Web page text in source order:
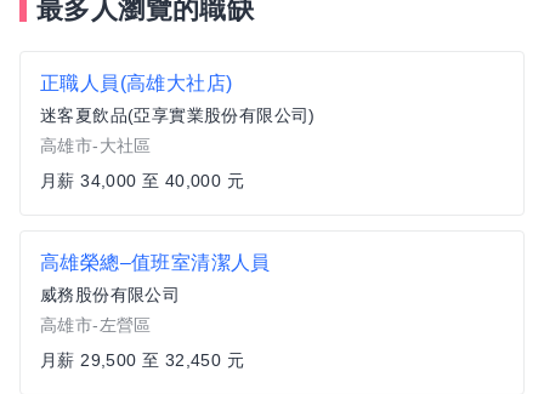
最多人瀏覽的職缺
正職人員(高雄大社店)
迷客夏飲品(亞享實業股份有限公司)
高雄市-大社區
月薪 34,000 至 40,000 元
高雄榮總–值班室清潔人員
威務股份有限公司
高雄市-左營區
月薪 29,500 至 32,450 元